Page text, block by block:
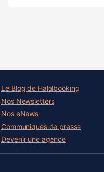
Le Blog de Halalbooking
Nos Newsletters
Nos eNews
Communiqués de presse
Devenir une agence